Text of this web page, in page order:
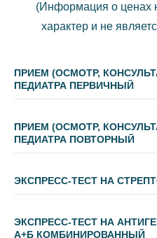
(Информация о ценах
характер и не
ПРИЕМ (ОСМОТР,
ПЕДИАТРА ПЕРВИЧНЫЙ
ПРИЕМ (ОСМОТР,
ПЕДИАТРА ПОВТОРНЫЙ
ЭКСПРЕСС-ТЕСТ НА
ЭКСПРЕСС-ТЕСТ НА
А+Б КОМБИНИРОВАННЫЙ